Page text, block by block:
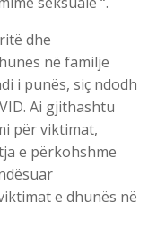
dhe
në familje
i punës, siç ndodh
Ai gjithashtu
për viktimat,
e përkohshme
e dhunës në